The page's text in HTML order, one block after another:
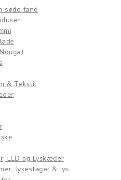
søde tand
& Tekstil
LED og Lyskæder
lysestager & lys